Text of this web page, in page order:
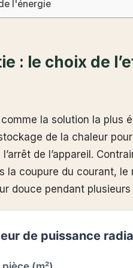
l'énergie
: le choix de
la solution la plus
de la chaleur
de l’appareil.
la coupure du courant, le
douce pendant
de puissance